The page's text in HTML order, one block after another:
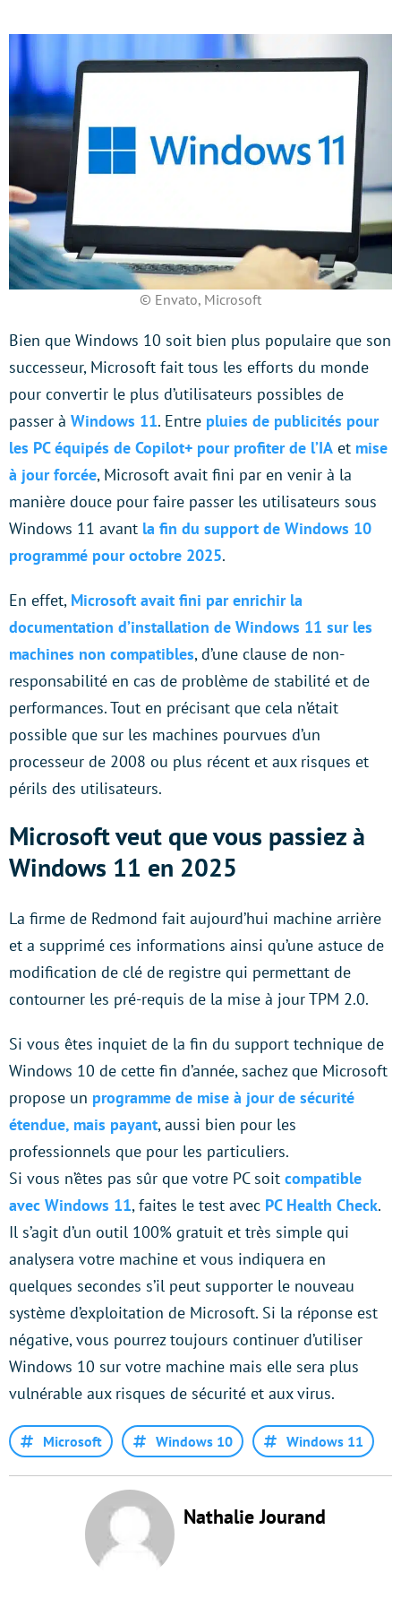
© Envato, Microsoft
Bien que Windows 10 soit bien plus populaire que son
successeur, Microsoft fait tous les efforts du monde
pour convertir le plus d’utilisateurs possibles de
passer à Windows 11. Entre pluies de publicités pour
les PC équipés de Copilot+ pour profiter de l’IA et mise
à jour forcée, Microsoft avait fini par en venir à la
manière douce pour faire passer les utilisateurs sous
Windows 11 avant la fin du support de Windows 10
programmé pour octobre 2025.
En effet, Microsoft avait fini par enrichir la
documentation d’installation de Windows 11 sur les
machines non compatibles, d’une clause de non-
responsabilité en cas de problème de stabilité et de
performances. Tout en précisant que cela n’était
possible que sur les machines pourvues d’un
processeur de 2008 ou plus récent et aux risques et
périls des utilisateurs.
Microsoft veut que vous passiez à
Windows 11 en 2025
La firme de Redmond fait aujourd’hui machine arrière
et a supprimé ces informations ainsi qu’une astuce de
modification de clé de registre qui permettant de
contourner les pré-requis de la mise à jour TPM 2.0.
Si vous êtes inquiet de la fin du support technique de
Windows 10 de cette fin d’année, sachez que Microsoft
propose un programme de mise à jour de sécurité
étendue, mais payant, aussi bien pour les
professionnels que pour les particuliers.
Si vous n’êtes pas sûr que votre PC soit compatible
avec Windows 11, faites le test avec PC Health Check.
Il s’agit d’un outil 100% gratuit et très simple qui
analysera votre machine et vous indiquera en
quelques secondes s’il peut supporter le nouveau
système d’exploitation de Microsoft. Si la réponse est
négative, vous pourrez toujours continuer d’utiliser
Windows 10 sur votre machine mais elle sera plus
vulnérable aux risques de sécurité et aux virus.
Microsoft Windows 10 Windows 11
Nathalie Jourand